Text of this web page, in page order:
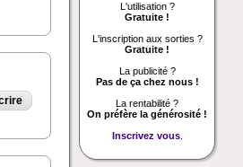
L'utilisation ?
Gratuite !
L'inscription aux sorties ?
Gratuite !
La publicité ?
Pas de ça chez nous !
La rentabilité ?
On préfère la générosité !
Inscrivez vous.